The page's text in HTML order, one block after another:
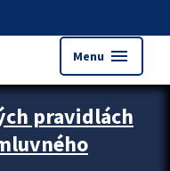
Menu menu
pravidlách